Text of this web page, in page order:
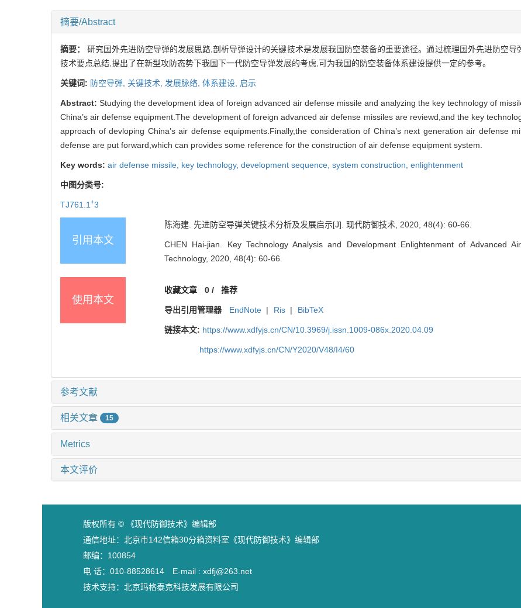
摘要/Abstract
摘要：研究国外先进防空导弹的发展思路,剖析导弹设计的关键技术是发展我国防空装备的重要途径。通过梳理国外先进防空
技术要点总结,提出了在新型攻防态势下我国下一代防空导弹发展的考虑,可为我国的防空装备体系建设提供一定的参考。
关键词: 防空导弹, 关键技术, 发展脉络, 体系建设, 启示
Abstract:Studying the development idea of foreign advanced air defense missile and analyzing the key technology of
China’s air defense equipment.The development of foreign advanced air defense missiles are reviewd,and the key
approach of devloping China’s air defense equipments.Finally,the consideration of China’s next generation air defense
defense are put forward,which can provides some reference for the construction of air defense equipment system.
Key words: air defense missile, key technology, development sequence, system construction, enlightenment
中图分类号:
TJ761.1 +3
引用本文
陈海建. 先进防空导弹关键技术分析及发展启示[J]. 现代防御技术, 2020, 48(4): 60-66.
CHEN Hai-jian. Key Technology Analysis and Development Enlightenment of Advanced
Technology, 2020, 48(4): 60-66.
使用本文
收藏文章 0/ 推荐
导出引用管理器 EndNote | Ris | BibTeX
链接本文: https://www.xdfyjs.cn/CN/10.3969/j.issn.1009-086x.2020.04.09
https://www.xdfyjs.cn/CN/Y2020/V48/I4/60
参考文献
相关文章 15
Metrics
本文评价
版权所有 © 《现代防御技术》编辑部
通信地址：北京市142信箱30分箱资料室《现代防御技术》编辑部
邮编：100854
电 话：010-88528614 E-mail : xdfj@263.net
技术支持： 北京玛格泰克科技发展有限公司